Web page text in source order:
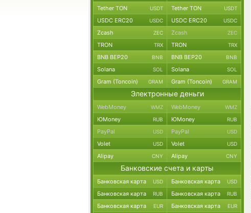
Tether TON USDT Tether TON USDT
USDC ERC20 USDC USDC ERC20 USDC
Zcash ZEC Zcash ZEC
TRON TRX TRON TRX
BNB BEP20 BNB BNB BEP20 BNB
Solana SOL Solana SOL
Gram (Toncoin) GRAM Gram (Toncoin) GRAM
Электронные деньги
WebMoney WMZ WebMoney WMZ
ЮMoney RUB ЮMoney RUB
PayPal USD PayPal USD
Volet USD Volet USD
Alipay CNY Alipay CNY
Банковские счета и карты
Банковская карта USD Банковская карта USD
Банковская карта RUB Банковская карта RUB
Банковская карта EUR Банковская карта EUR